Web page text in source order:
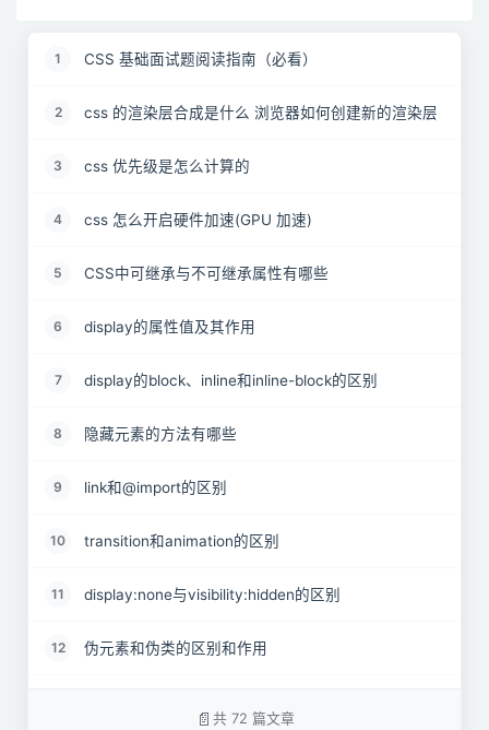
1 CSS 基础面试题阅读指南（必看）
2 css 的渲染层合成是什么 浏览器如何创建新的渲染层
3 css 优先级是怎么计算的
4 css 怎么开启硬件加速(GPU 加速)
5 CSS中可继承与不可继承属性有哪些
6 display的属性值及其作用
7 display的block、inline和inline-block的区别
8 隐藏元素的方法有哪些
9 link和@import的区别
10 transition和animation的区别
11 display:none与visibility:hidden的区别
12 伪元素和伪类的区别和作用
共 72 篇文章